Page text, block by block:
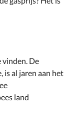
vinden. De
is al jaren aan het
land